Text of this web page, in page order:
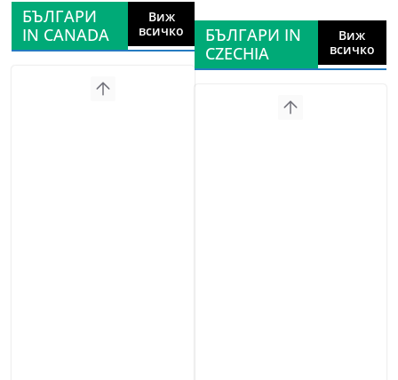
БЪЛГАРИ
IN CANADA
Виж
всичко
БЪЛГАРИ IN
CZECHIA
Виж
всичко